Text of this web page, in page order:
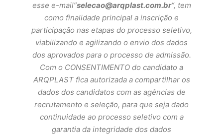
esse e-mail”selecao@arqplast.com.br“, tem
como finalidade principal a inscrição e
participação nas etapas do processo seletivo,
viabilizando e agilizando o envio dos dados
dos aprovados para o processo de admissão.
Com o CONSENTIMENTO do candidato a
ARQPLAST fica autorizada a compartilhar os
dados dos candidatos com as agências de
recrutamento e seleção, para que seja dado
continuidade ao processo seletivo com a
garantia da integridade dos dados